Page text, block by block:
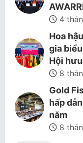
4
Hoa
gia
Hội
8
Gold
hấp
năm
8